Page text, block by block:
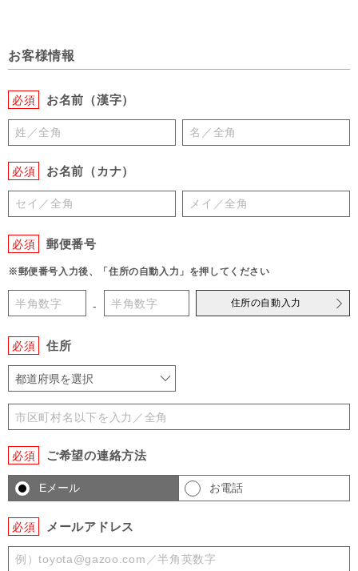
お客様情報
必須 お名前（漢字）
必須 お名前（カナ）
必須 郵便番号
※郵便番号入力後、「住所の自動入力」を押してください
- 住所の自動入力
必須 住所
都道府県を選択
必須 ご希望の連絡方法
Eメール お電話
必須 メールアドレス